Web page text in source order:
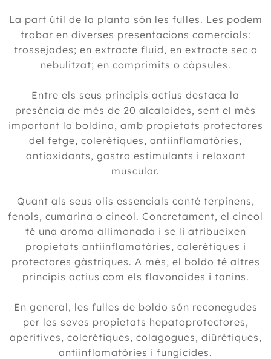
La part útil de la planta són les fulles. Les podem
trobar en diverses presentacions comercials:
trossejades; en extracte fluid, en extracte sec o
nebulitzat; en comprimits o càpsules.
Entre els seus principis actius destaca la
presència de més de 20 alcaloides, sent el més
important la boldina, amb propietats protectores
del fetge, colerètiques, antiinflamatòries,
antioxidants, gastro estimulants i relaxant
muscular.
Quant als seus olis essencials conté terpinens,
fenols, cumarina o cineol. Concretament, el cineol
té una aroma allimonada i se li atribueixen
propietats antiinflamatòries, colerètiques i
protectores gàstriques. A més, el boldo té altres
principis actius com els flavonoides i tanins.
En general, les fulles de boldo són reconegudes
per les seves propietats hepatoprotectores,
aperitives, colerètiques, colagogues, diürètiques,
antiinflamatòries i fungicides.